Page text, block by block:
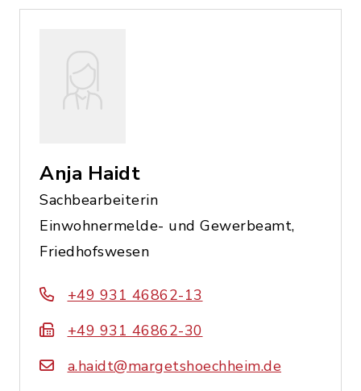
Anja Haidt
Sachbearbeiterin
Einwohnermelde- und Gewerbeamt,
Friedhofswesen
+49 931 46862-13
+49 931 46862-30
a.haidt@margetshoechheim.de